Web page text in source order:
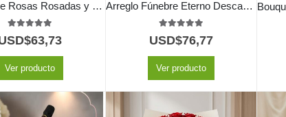
Bouquet de Rosas Rosadas y Blancas LARAINA | Arreglo Primaveral 🕊️
63,73
Ver producto
Arreglo Fúnebre Eterno Descanso
USD$76,77
Ver producto